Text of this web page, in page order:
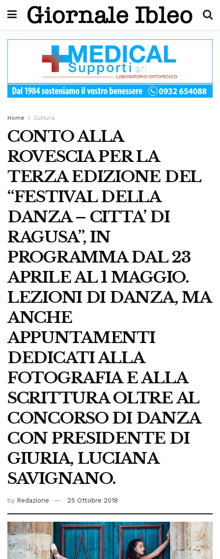
Home Cultura
CONTO ALLA
ROVESCIA PER LA
TERZA EDIZIONE DEL
“FESTIVAL DELLA
DANZA – CITTA’ DI
RAGUSA”, IN
PROGRAMMA DAL 23
APRILE AL 1 MAGGIO.
LEZIONI DI DANZA, MA
ANCHE
APPUNTAMENTI
DEDICATI ALLA
FOTOGRAFIA E ALLA
SCRITTURA OLTRE AL
CONCORSO DI DANZA
CON PRESIDENTE DI
GIURIA, LUCIANA
SAVIGNANO.
by Redazione 25 Ottobre 2018